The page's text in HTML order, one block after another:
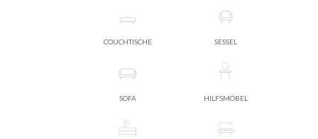
COUCHTISCHE SESSEL
SOFA HILFSMÖBEL